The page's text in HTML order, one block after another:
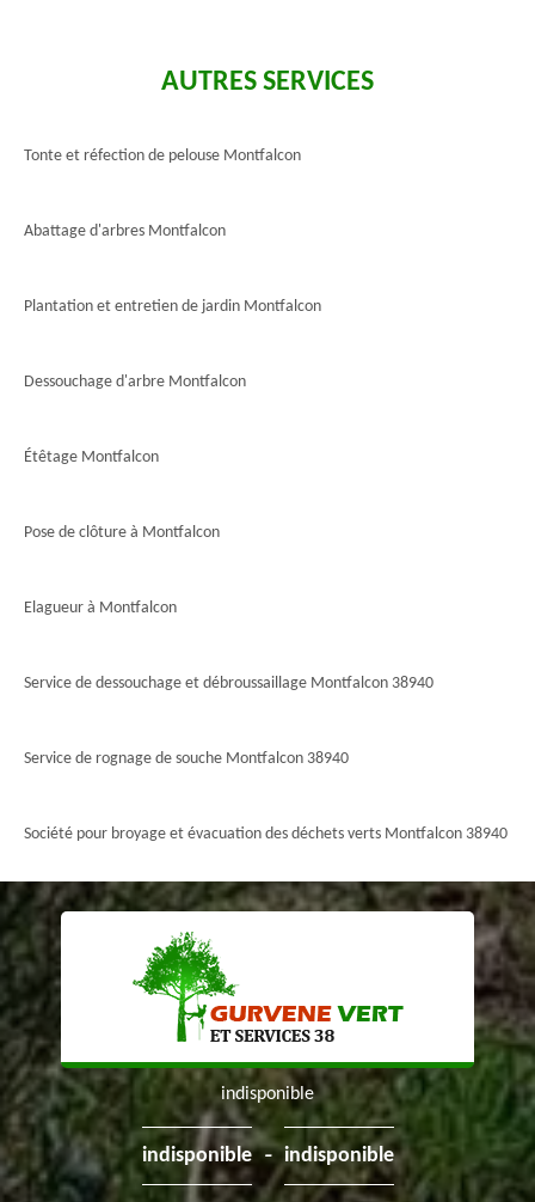
AUTRES SERVICES
Tonte et réfection de pelouse Montfalcon
Abattage d'arbres Montfalcon
Plantation et entretien de jardin Montfalcon
Dessouchage d'arbre Montfalcon
Étêtage Montfalcon
Pose de clôture à Montfalcon
Elagueur à Montfalcon
Service de dessouchage et débroussaillage Montfalcon 38940
Service de rognage de souche Montfalcon 38940
Société pour broyage et évacuation des déchets verts Montfalcon 38940
indisponible
indisponible - indisponible